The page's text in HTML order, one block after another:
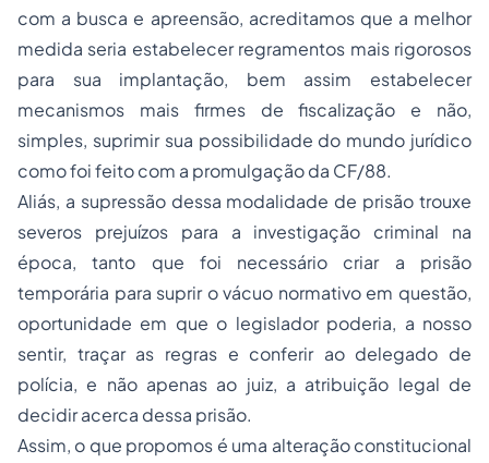
com a busca e apreensão, acreditamos que a melhor
medida seria estabelecer regramentos mais rigorosos
para sua implantação, bem assim estabelecer
mecanismos mais firmes de fiscalização e não,
simples, suprimir sua possibilidade do mundo jurídico
como foi feito com a promulgação da CF/88.
Aliás, a supressão dessa modalidade de prisão trouxe
severos prejuízos para a investigação criminal na
época, tanto que foi necessário criar a prisão
temporária para suprir o vácuo normativo em questão,
oportunidade em que o legislador poderia, a nosso
sentir, traçar as regras e conferir ao delegado de
polícia, e não apenas ao juiz, a atribuição legal de
decidir acerca dessa prisão.
Assim, o que propomos é uma alteração constitucional